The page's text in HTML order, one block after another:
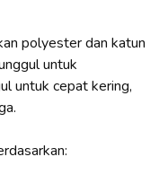
polyester dan katun
untuk
untuk cepat kering,